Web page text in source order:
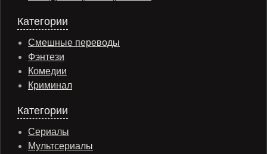
Категории
Смешные переводы
Фэнтези
Комедии
Криминал
Категории
Сериалы
Мультсериалы